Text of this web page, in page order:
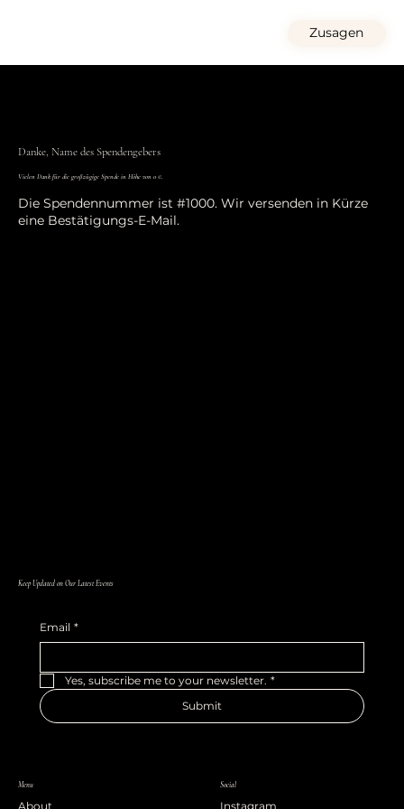
Zusagen
Danke, Name des Spendengebers
Vielen Dank für die großzügige Spende in Höhe von 0 €.
Die Spendennummer ist #1000. Wir versenden in Kürze
eine Bestätigungs-E-Mail.
Keep Updated on Our Latest Events
Email *
Yes, subscribe me to your newsletter. *
Submit
Menu
About
Social
Instagram